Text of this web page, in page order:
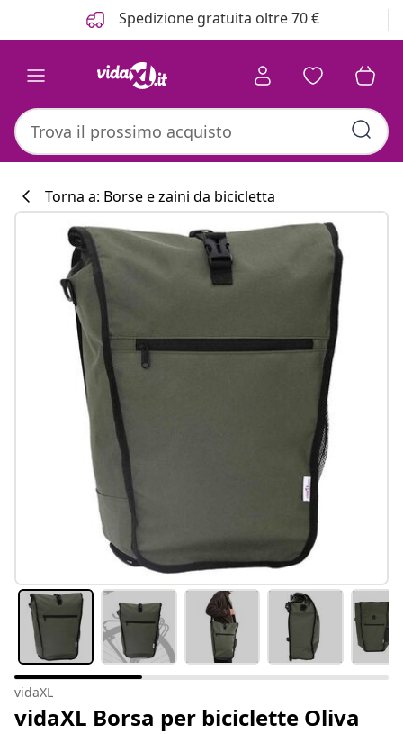
Spedizione gratuita oltre 70 €
Torna a: Borse e zaini da bicicletta
vidaXL
vidaXL Borsa per biciclette Oliva